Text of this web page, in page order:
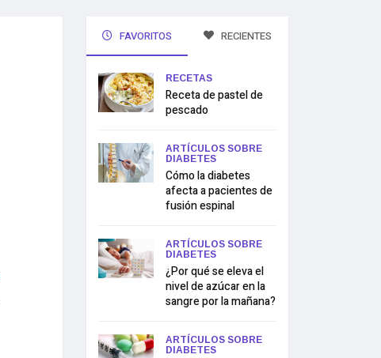
FAVORITOS RECIENTES
RECETAS
Receta de pastel de
pescado
ARTÍCULOS SOBRE
DIABETES
Cómo la diabetes
afecta a pacientes de
fusión espinal
ARTÍCULOS SOBRE
DIABETES
¿Por qué se eleva el
nivel de azúcar en la
sangre por la mañana?
ARTÍCULOS SOBRE
DIABETES